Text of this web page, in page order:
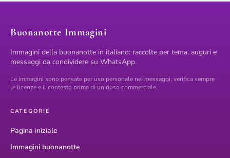
Buonanotte Immagini
Immagini della buonanotte in italiano: raccolte per tema, auguri e
messaggi da condividere su WhatsApp.
Le immagini sono pensate per uso personale nei messaggi; verifica sempre
le licenze e il contesto prima di un riuso commerciale.
CATEGORIE
Pagina iniziale
Immagini buonanotte